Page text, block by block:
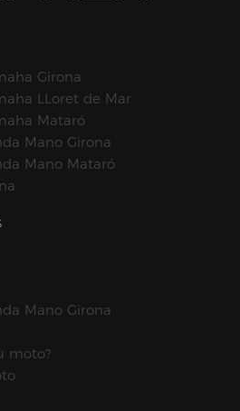
Girona
LLoret de Mar
Mataró
Mano Girona
Mano Mataró
Mano Girona
moto?